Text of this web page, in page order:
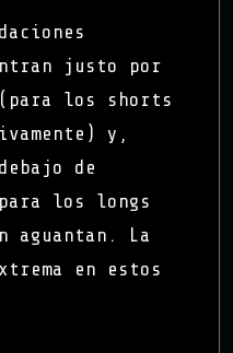
justo por
(para los shorts
y,
de
los longs
aguantan. La
en estos